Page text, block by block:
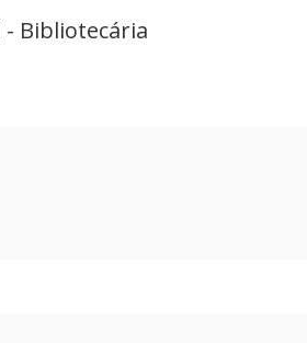
- Bibliotecária